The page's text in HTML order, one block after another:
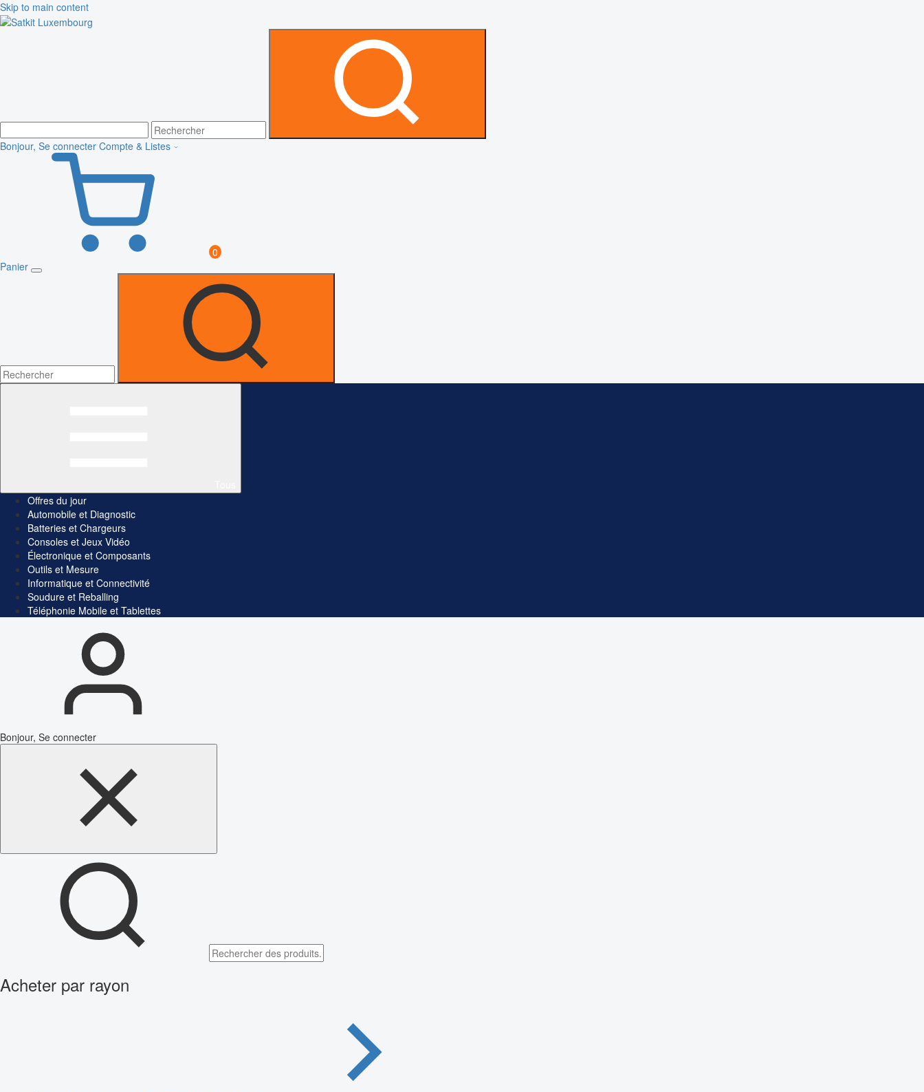
Skip to main content
Bonjour, Se connecter Compte & Listes
0
Panier
Offres du jour
Automobile et Diagnostic
Batteries et Chargeurs
Consoles et Jeux Vidéo
Électronique et Composants
Outils et Mesure
Informatique et Connectivité
Soudure et Reballing
Téléphonie Mobile et Tablettes
Bonjour, Se connecter
Acheter par rayon